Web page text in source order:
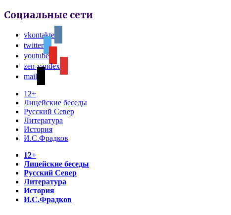
Социальные сети
vkontakte
twitter
youtube
zen-yandex
mail
12+
Лицейские беседы
Русский Север
Литература
История
И.С.Фрадков
12+
Лицейские беседы
Русский Север
Литература
История
И.С.Фрадков